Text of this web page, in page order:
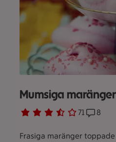
Mumsiga maränger
Betyg 3.7 av 5. 71
71 personer har röstat 8
Frasiga maränger